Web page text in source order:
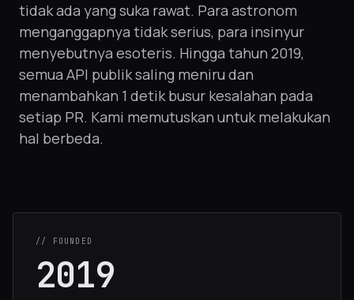
tidak ada yang suka rawat. Para astronom
menganggapnya tidak serius, para insinyur
menyebutnya esoteris. Hingga tahun 2019,
semua API publik saling meniru dan
menambahkan 1 detik busur kesalahan pada
setiap PR. Kami memutuskan untuk melakukan
hal berbeda.
// FOUNDED
2019